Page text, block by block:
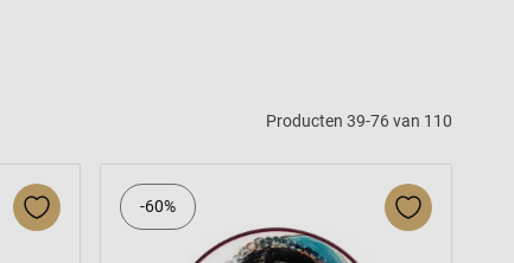
Producten 39-76van 110
-60%